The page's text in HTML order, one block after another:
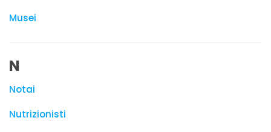
Musei
N
Notai
Nutrizionisti